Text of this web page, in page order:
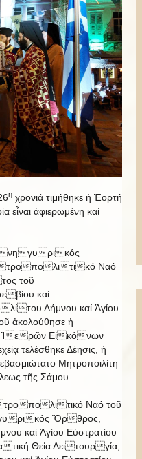
ηχρονιά τιμήθηκε ἡ Ἑορτή
ἀφιερωμένη καί
νηγυρικός
τροπολιτικό Ναό
τοῦ
βίου καί
του Λήμνου καί Ἁγίου
ἀκολούθησε ἡ
Ἱερῶν Εἰκόνων
τελέσθηκε Δέησις, ἡ
Μητροποιλίτη
τῆς Σάμου.
πολιτικό Ναό τοῦ
ρικός Ὄρθρος,
καί Ἁγίου Εὐστρατίου
Θεία Λειτουργία,